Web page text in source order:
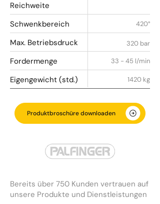
Reichweite
Schwenkbereich
Max. Betriebsdruck
Fordermenge
Eigengewicht (std.)
33 - 45 l/min
420°
320 bar
1420 kg
Bereits über 750 Kunden vertrauen auf
unsere Produkte und Dienstleistungen
Produktbroschüre downloaden